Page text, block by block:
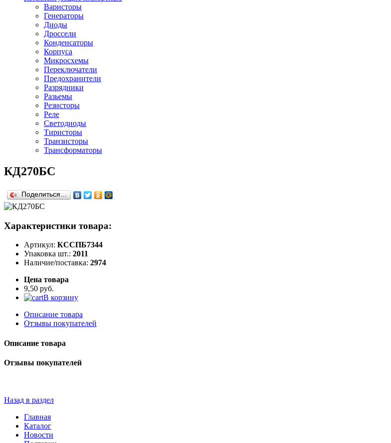
Варисторы
Генераторы
Диоды
Дроссели
Конденсаторы
Корпуса
Микросхемы
Переключатели
Предохранители
Разрядники
Разьемы
Резисторы
Реле
Светодиоды
Тиристоры
Транзисторы
Трансформаторы
КД270БС
Поделиться…
Характеристики товара:
Артикул: КССПБ7344
Упаковка шт.: 2011
Наличие/поставка: 2974
Цена товара
9,50 руб.
В корзину
Описание товара
Отзывы покупателей
Описание товара
Отзывы покупателей
Назад в раздел
Главная
Каталог
Новости